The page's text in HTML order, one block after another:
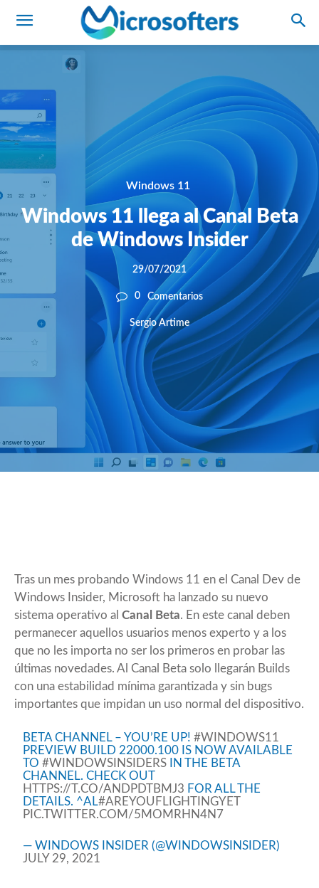
Windows 11
Windows 11 llega al Canal Beta
de Windows Insider
29/07/2021
0 Comentarios
Sergio Artime
Tras un mes probando Windows 11 en el Canal Dev de
Windows Insider, Microsoft ha lanzado su nuevo
sistema operativo al Canal Beta. En este canal deben
permanecer aquellos usuarios menos experto y a los
que no les importa no ser los primeros en probar las
últimas novedades. Al Canal Beta solo llegarán Builds
con una estabilidad mínima garantizada y sin bugs
importantes que impidan un uso normal del dispositivo.
BETA CHANNEL – YOU’RE UP!#WINDOWS11
PREVIEW BUILD 22000.100 IS NOW AVAILABLE
TO#WINDOWSINSIDERS IN THE BETA
CHANNEL. CHECK OUT
HTTPS://T.CO/ANDPDTBMJ3 FOR ALL THE
DETAILS. ^AL#AREYOUFLIGHTINGYET
PIC.TWITTER.COM/5MOMRHN4N7
— WINDOWS INSIDER (@WINDOWSINSIDER)
JULY 29, 2021